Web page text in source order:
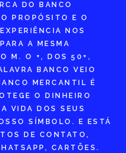
DO BANCO
PROPÓSITO E O
NOS
A MESMA
M. O +, DOS 50+,
BANCO VEIO
MERCANTIL É
O DINHEIRO
VIDA DOS SEUS
SÍMBOLO. E ESTÁ
DE CONTATO,
CARTÕES.